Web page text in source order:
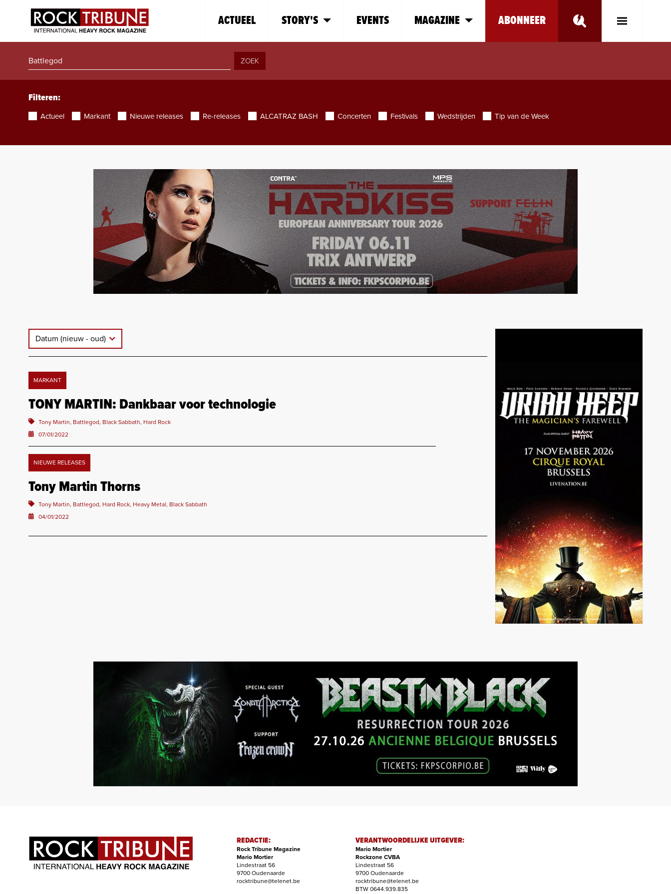
ACTUEEL STORY'S EVENTS MAGAZINE ABONNEER
Toggle
ZOEK
Filteren:
Actueel Markant Nieuwe releases Re-releases ALCATRAZ BASH Concerten Festivals Wedstrijden Tip van de Week
Datum (nieuw - oud)
MARKANT
TONY MARTIN: Dankbaar voor technologie
Tony Martin, Battlegod, Black Sabbath, Hard Rock
07/01/2022
NIEUWE RELEASES
Tony Martin Thorns
Tony Martin, Battlegod, Hard Rock, Heavy Metal, Black Sabbath
04/01/2022
REDACTIE:
Rock Tribune Magazine
Mario Mortier
Lindestraat 56
9700 Oudenaarde
rocktribune@telenet.be
VERANTWOORDELIJKE UITGEVER:
Mario Mortier
Rockzone CVBA
Lindestraat 56
9700 Oudenaarde
rocktribune@telenet.be
BTW 0644.939.835